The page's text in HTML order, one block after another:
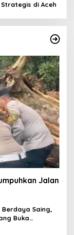
di Aceh
Jalan
Berdaya Saing,
Buka